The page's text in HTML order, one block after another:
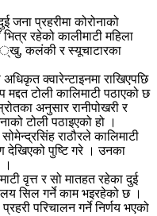
जना प्रहरीमा कोरोनाको
रहेको कालीमाटी महिला
कलंकी र स्यूचाटारका
क्वारेन्टाइनमा राखिएपछि
मद्दत टोली कालिमाटी पठाएको छ
अनुसार रानीपोखरी र
टोली पठाइएको हो ।
राठौरले कालिमाटी
देखिएको पुष्टि गरे । उनका
।
वृत्त र सो मातहत रहेका दुई
सिल गर्ने काम भइरहेको छ ।
परिचालन गर्ने निर्णय भएको